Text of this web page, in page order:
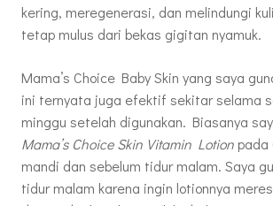
kering, meregenerasi, dan melindungi
tetap mulus dari bekas gigitan nyamuk.
Mama’s Choice Baby Skin yang saya
ini ternyata juga efektif sekitar selama
minggu setelah digunakan. Biasanya
Mama’s Choice Skin Vitamin Lotion pada
mandi dan sebelum tidur malam. Saya
tidur malam karena ingin lotionnya